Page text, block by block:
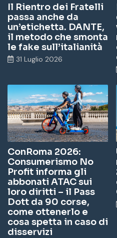
Il Rientro dei Fratelli
passa anche da
un’etichetta. DANTE,
il metodo che smonta
le fake sull’italianità
31 Luglio 2026
ConRoma 2026:
Consumerismo No
Profit informa gli
abbonati ATAC sui
loro diritti – il Pass
Dott da 90 corse,
come ottenerlo e
cosa spetta in caso di
disservizi